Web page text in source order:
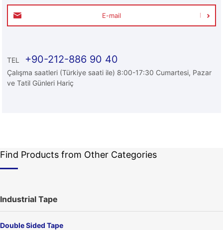
E-mail
TEL +90-212-886 90 40
Çalışma saatleri (Türkiye saati ile) 8:00-17:30 Cumartesi, Pazar
ve Tatil Günleri Hariç
Find Products from Other Categories
Industrial Tape
Double Sided Tape